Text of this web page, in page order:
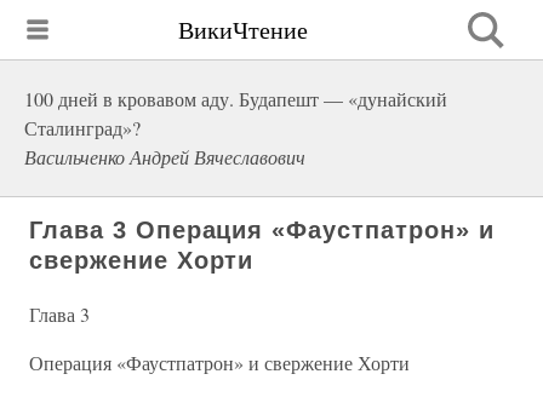
ВикиЧтение
100 дней в кровавом аду. Будапешт — «дунайский
Сталинград»?
Васильченко Андрей Вячеславович
Глава 3 Операция «Фаустпатрон» и
свержение Хорти
Глава 3
Операция «Фаустпатрон» и свержение Хорти